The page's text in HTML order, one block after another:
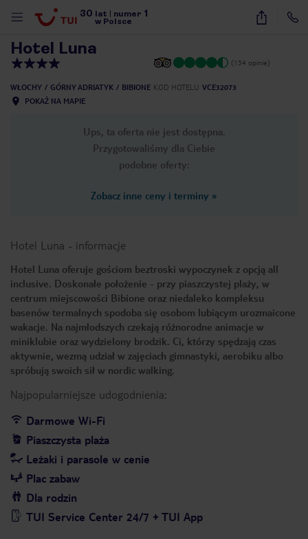
30 lat numer 1
w Polsce
38
Hotel Luna
(134 opinie)
WŁOCHY GÓRNY ADRIATYK BIBIONE KOD HOTELU VCE32073
POKAŻ NA MAPIE
Ups, ta oferta nie jest dostępna.
Przygotowaliśmy dla Ciebie
podobne oferty:
Zobacz inne ceny i terminy »
Hotel Luna - informacje
Hotel Luna oferuje gościom beztroski wypoczynek z opcją all
inclusive. Doskonałe położenie - przy piaszczystej plaży, w
centrum miejscowości Bibione oraz niedaleko kompleksu
basenów termalnych spodoba się osobom lubiącym urozmaicone
wakacje. Na najmłodszych czekają różnorodne animacje w
miniklubie oraz wydzielony brodzik. Ci, którzy spędzają czas
aktywnie, wezmą udział w zajęciach gimnastyki, aerobiku albo
spróbują swoich sił w nordic walking.
Najpopularniejsze udogodnienia:
Darmowe Wi-Fi
Piaszczysta plaża
Leżaki i parasole w cenie
Plac zabaw
Dla rodzin
TUI Service Center 24/7 + TUI App